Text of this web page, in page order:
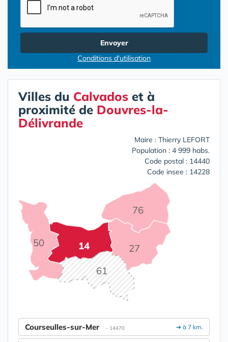
Envoyer
Conditions d'utilisation
Villes du Calvados et à
proximité de Douvres-la-
Délivrande
Maire : Thierry LEFORT
Population : 4 999 habs.
Code postal : 14440
Code insee : 14228
14 27
50
61
76
➔ à 7 km.
Courseulles-sur-Mer - 14470